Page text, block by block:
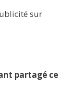
sur
partagé ce